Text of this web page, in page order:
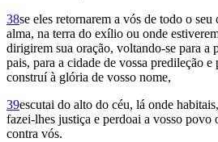
38se eles retornarem a vós de todo o seu
alma, na terra do exílio ou onde
dirigirem sua oração, voltando-se para a
pais, para a cidade de vossa predileção e
construí à glória de vosso nome,
39escutai do alto do céu, lá onde
fazei-lhes justiça e perdoai a vosso povo
contra vós.